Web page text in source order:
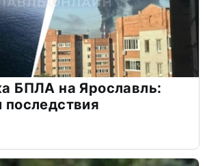
БПЛА на Ярославль:
последствия